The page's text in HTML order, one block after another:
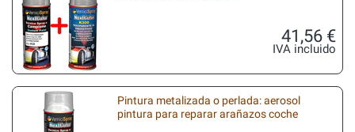
41,56 €
IVA incluido
Pintura metalizada o perlada: aerosol
pintura para reparar arañazos coche